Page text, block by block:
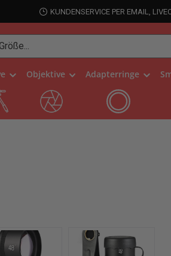
KUNDENSERVICE PER EMAIL,
Objektive Adapterringe